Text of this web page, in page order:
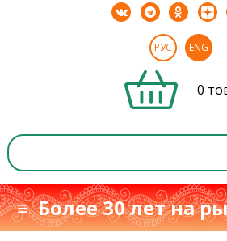
РУС ENG
0
≡ Более 30 лет на